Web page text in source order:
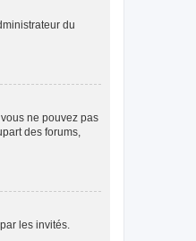
du
ne pouvez pas
des forums,
les invités.